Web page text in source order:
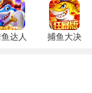
己的喜好自由组
达人
捕鱼大决